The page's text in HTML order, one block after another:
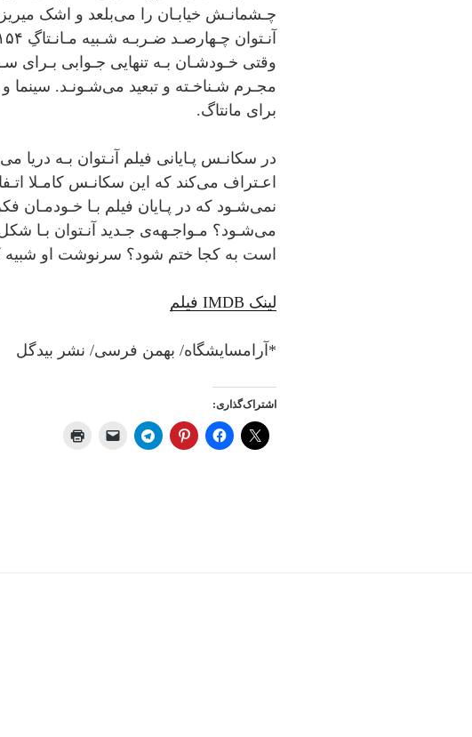
ﭼـﺸﻤﺎﻧـﺶ ﺧﯿﺎﺑـﺎن را می‌بلعد و اﺷﮏ
وﻗﺘﯽ ﺧـﻮدﺷـﺎن ﺑـﻪ تنهایی ﺟـﻮاﺑﯽ ﺑـﺮای
ﻣﺠـﺮم ﺷـﻨﺎﺧـﺘﻪ و ﺗﺒﻌﯿﺪ ﻣﯽﺷـﻮﻧـﺪ. ﺳﯿﻨﻤﺎ و
ﺑﺮای ﻣﺎﻧﺘﺎگ.
در ﺳﮑﺎﻧـﺲ ﭘـﺎﯾﺎﻧﯽ ﻓﯿﻠﻢ آﻧـﺘﻮان ﺑـﻪ درﯾﺎ
اﻋـﺘﺮاف ﻣﯽﮐﻨﺪ ﮐﻪ اﯾﻦ ﺳﮑﺎﻧـﺲ ﮐﺎﻣـﻼ
ﻧﻤﯽﺷـﻮد ﮐﻪ در ﭘـﺎﯾﺎن ﻓﯿﻠﻢ ﺑـﺎ ﺧـﻮدﻣـﺎن
ﻣﯽﺷـﻮد؟ ﻣـﻮاﺟـﻬﻪی ﺟـﺪﯾﺪ آﻧـﺘﻮان ﺑـﺎ
اﺳﺖ ﺑﻪ ﮐﺠﺎ ﺧﺘﻢ ﺷﻮد؟ ﺳﺮﻧﻮﺷﺖ او ﺷﺒﯿﻪ
لینک ‌IMDB فیلم
*آراﻣﺴﺎﯾﺸﮕﺎه/ ﺑﻬﻤﻦ ﻓﺮﺳﯽ/ ﻧﺸﺮ ﺑﯿﺪﮔﻞ
اشتراک‌گذاری: